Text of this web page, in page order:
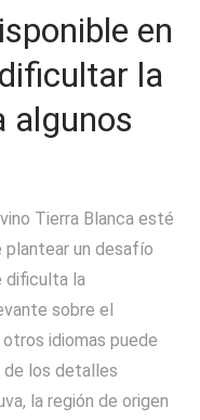
en
la
algunos
Tierra Blanca esté
plantear un desafío
dificulta la
sobre el
idiomas puede
de los detalles
la región de origen